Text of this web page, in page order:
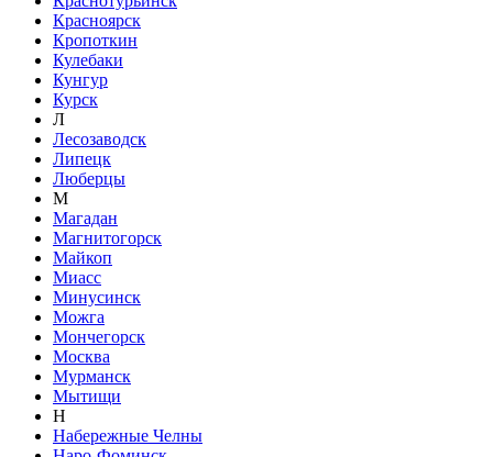
Красноярск
Кропоткин
Кулебаки
Кунгур
Курск
Л
Лесозаводск
Липецк
Люберцы
М
Магадан
Магнитогорск
Майкоп
Миасс
Минусинск
Можга
Мончегорск
Москва
Мурманск
Мытищи
Н
Набережные Челны